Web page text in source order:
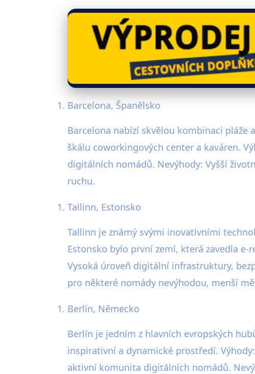
Barcelona, Španělsko
Barcelona nabízí skvělou kombinaci
škálu coworkingových center a kaváren.
digitálních nomádů. Nevýhody: Vyšší
ruchu.
Tallinn, Estonsko
Tallinn je známý svými inovativními
Estonsko bylo první zemí, která zavedla
Vysoká úroveň digitální infrastruktury,
pro některé nomády nevýhodou, menší
Berlín, Německo
Berlín je jedním z hlavních evropských
inspirativní a dynamické prostředí.
aktivní komunita digitálních nomádů.